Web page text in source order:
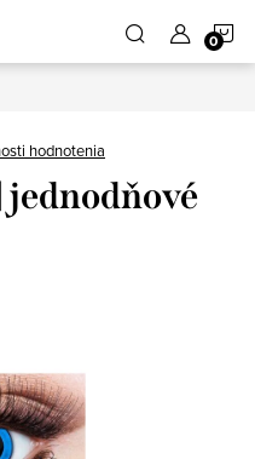
hodnotenia
jednodňové